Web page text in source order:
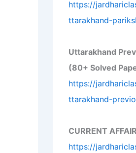
https://
ttarakhand-
Uttarakhand
(80+ Solved
https://
ttarakhand-
CURRENT
https://